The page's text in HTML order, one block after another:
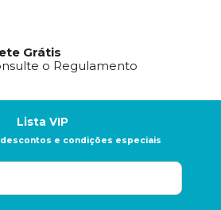
Grátis
o Regulamento
Lista VIP
descontos e condições especiais